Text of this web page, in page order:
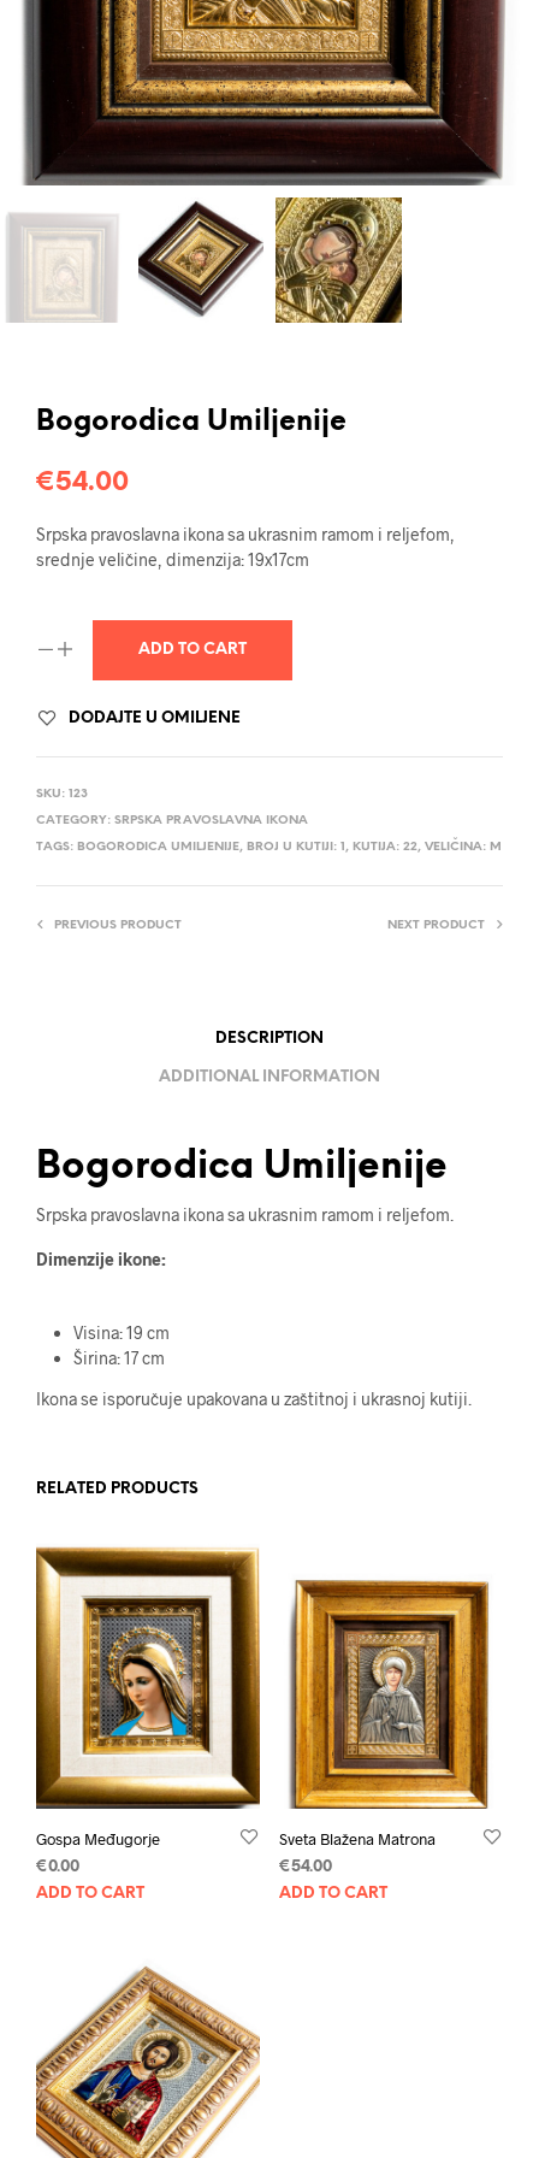
Bogorodica Umiljenije
€54.00
Srpska pravoslavna ikona sa ukrasnim ramom i reljefom,
srednje veličine, dimenzija: 19x17cm
ADD TO CART
DODAJTE U OMILJENE
SKU: 123
CATEGORY: SRPSKA PRAVOSLAVNA IKONA
TAGS: BOGORODICA UMILJENIJE, BROJ U KUTIJI: 1, KUTIJA: 22, VELIČINA: M
PREVIOUS PRODUCT NEXT PRODUCT
DESCRIPTION
ADDITIONAL INFORMATION
Bogorodica Umiljenije
Srpska pravoslavna ikona sa ukrasnim ramom i reljefom.
Dimenzije ikone:
Visina: 19 cm
Širina: 17 cm
Ikona se isporučuje upakovana u zaštitnoj i ukrasnoj kutiji.
RELATED PRODUCTS
Gospa Međugorje
€0.00
ADD TO CART
Sveta Blažena Matrona
€54.00
ADD TO CART